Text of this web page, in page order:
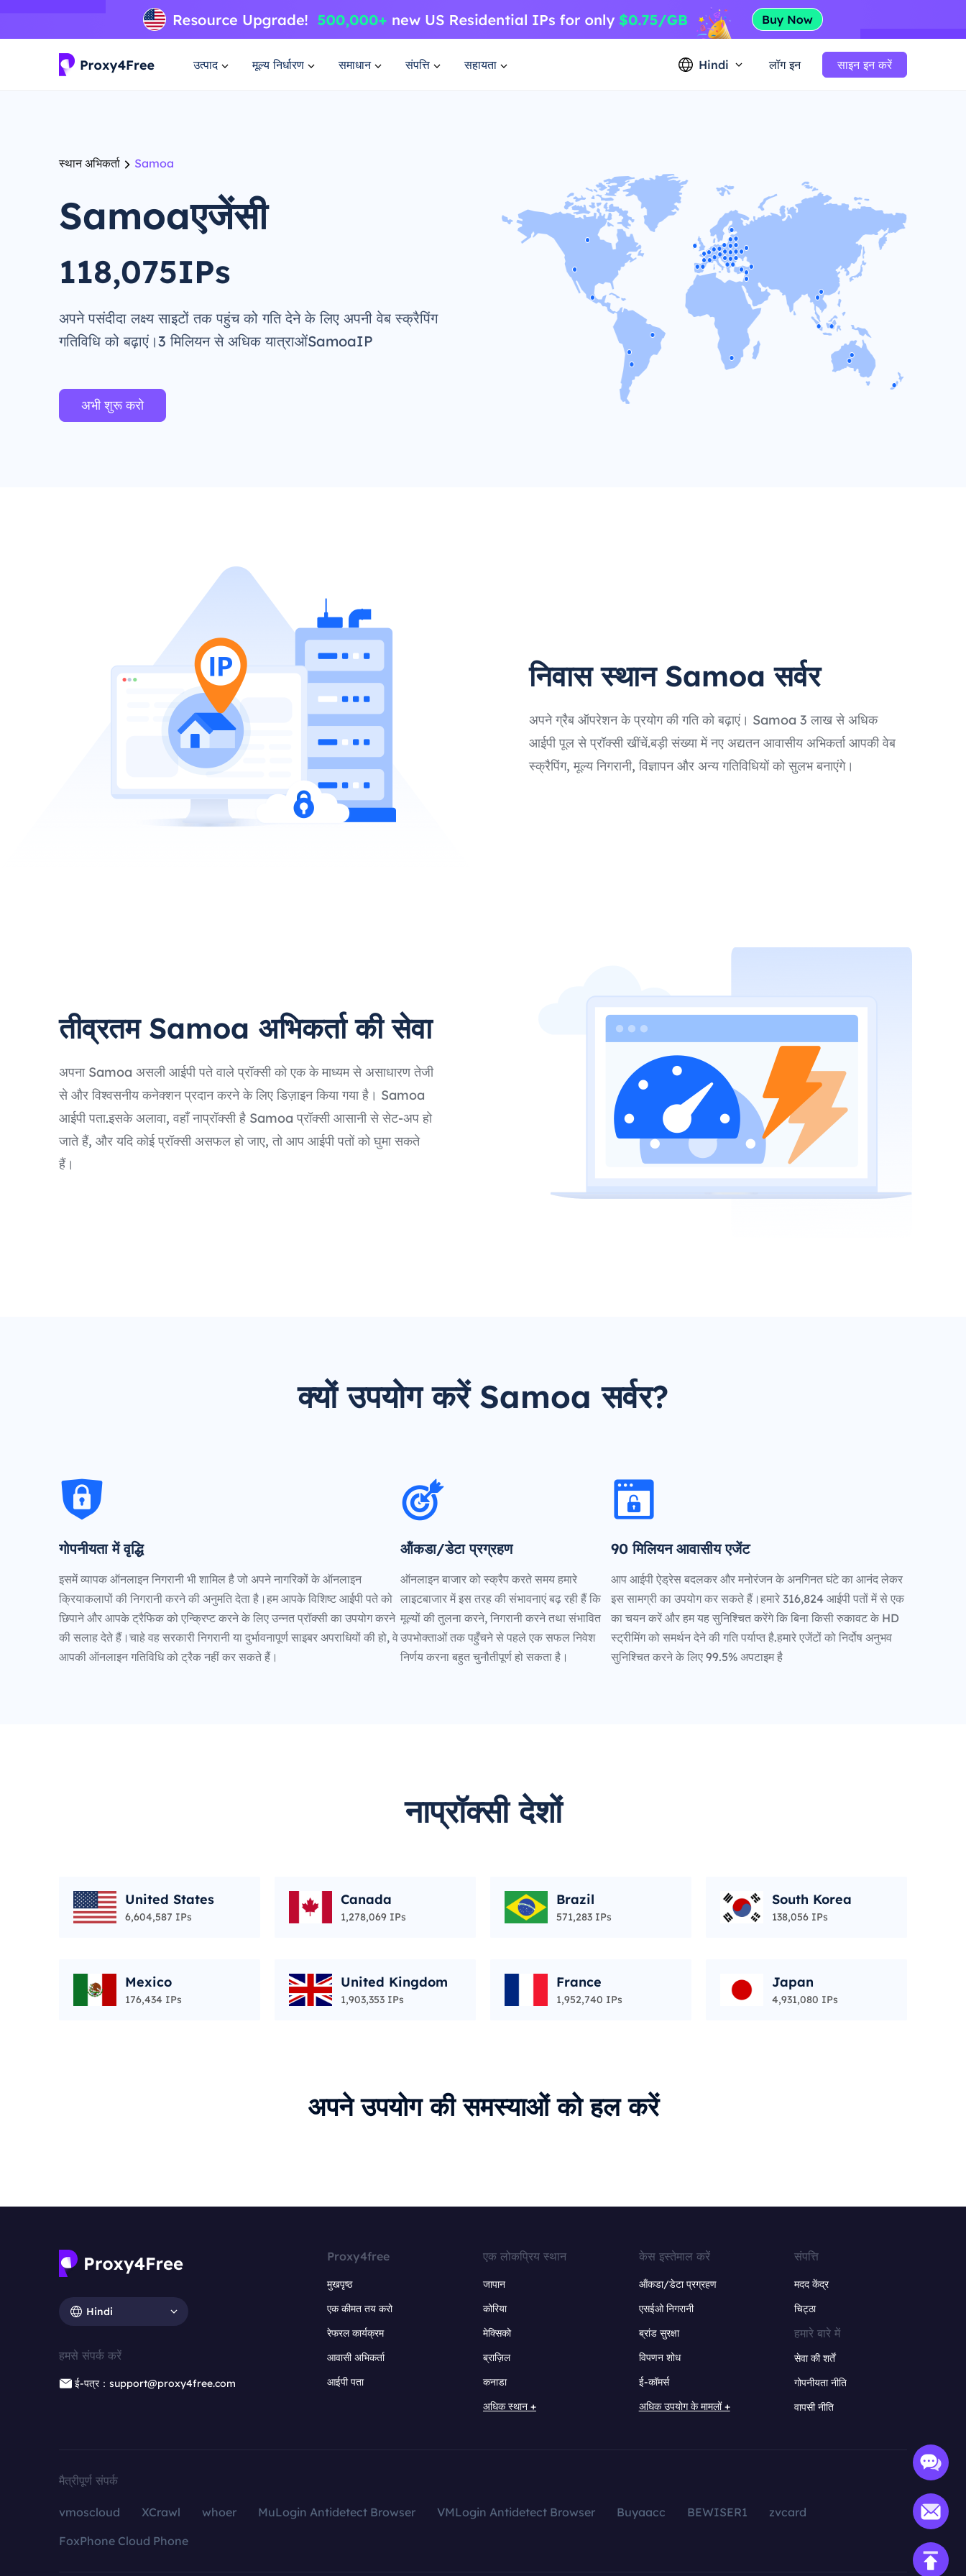
उत्पाद मूल्य निर्धारण समाधान संपत्ति सहायता Hindi लॉग इन साइन इन करें
स्थान अभिकर्ता Samoa
Samoaएजेंसी
118,075IPs
अपने पसंदीदा लक्ष्य साइटों तक पहुंच को गति देने के लिए अपनी वेब स्क्रैपिंग
गतिविधि को बढ़ाएं।3 मिलियन से अधिक यात्राओंSamoaIP
अभी शुरू करो
निवास स्थान Samoa सर्वर
अपने ग्रैब ऑपरेशन के प्रयोग की गति को बढ़ाएं। Samoa 3 लाख से अधिक
आईपी पूल से प्रॉक्सी खींचें.बड़ी संख्या में नए अद्यतन आवासीय अभिकर्ता आपकी वेब
स्क्रैपिंग, मूल्य निगरानी, विज्ञापन और अन्य गतिविधियों को सुलभ बनाएंगे।
तीव्रतम Samoa अभिकर्ता की सेवा
अपना Samoa असली आईपी पते वाले प्रॉक्सी को एक के माध्यम से असाधारण तेजी
से और विश्वसनीय कनेक्शन प्रदान करने के लिए डिज़ाइन किया गया है। Samoa
आईपी पता.इसके अलावा, वहाँ नाप्रॉक्सी है Samoa प्रॉक्सी आसानी से सेट-अप हो
जाते हैं, और यदि कोई प्रॉक्सी असफल हो जाए, तो आप आईपी पतों को घुमा सकते
हैं।
क्यों उपयोग करें Samoa सर्वर?
गोपनीयता में वृद्धि
इसमें व्यापक ऑनलाइन निगरानी भी शामिल है जो अपने नागरिकों के ऑनलाइन
क्रियाकलापों की निगरानी करने की अनुमति देता है।हम आपके विशिष्ट आईपी पते को
छिपाने और आपके ट्रैफिक को एन्क्रिप्ट करने के लिए उन्नत प्रॉक्सी का उपयोग करने
की सलाह देते हैं।चाहे वह सरकारी निगरानी या दुर्भावनापूर्ण साइबर अपराधियों की हो, वे
आपकी ऑनलाइन गतिविधि को ट्रैक नहीं कर सकते हैं।
ऑंकडा/डेटा प्रग्रहण
ऑनलाइन बाजार को स्क्रैप करते समय हमारे
लाइटबाजार में इस तरह की संभावनाएं बढ़ रही हैं कि
मूल्यों की तुलना करने, निगरानी करने तथा संभावित
उपभोक्ताओं तक पहुँचने से पहले एक सफल निवेश
निर्णय करना बहुत चुनौतीपूर्ण हो सकता है।
90 मिलियन आवासीय एजेंट
आप आईपी ऐड्रेस बदलकर और मनोरंजन के अनगिनत घंटे का आनंद लेकर
इस सामग्री का उपयोग कर सकते हैं।हमारे 316,824 आईपी पतों में से एक
का चयन करें और हम यह सुनिश्चित करेंगे कि बिना किसी रुकावट के HD
स्ट्रीमिंग को समर्थन देने की गति पर्याप्त है.हमारे एजेंटों को निर्दोष अनुभव
सुनिश्चित करने के लिए 99.5% अपटाइम है
नाप्रॉक्सी देशों
United States
6,604,587 IPs
Canada
1,278,069 IPs
Brazil
571,283 IPs
South Korea
138,056 IPs
Mexico
176,434 IPs
United Kingdom
1,903,353 IPs
France
1,952,740 IPs
Japan
4,931,080 IPs
अपने उपयोग की समस्याओं को हल करें
Hindi
हमसे संपर्क करें
ई-पत्र：support@proxy4free.com
Proxy4free
मुखपृष्ठ
एक कीमत तय करो
रेफरल कार्यक्रम
आवासी अभिकर्ता
आईपी पता
एक लोकप्रिय स्थान
जापान
कोरिया
मेक्सिको
ब्राज़िल
कनाडा
अधिक स्थान +
केस इस्तेमाल करें
ऑंकडा/डेटा प्रग्रहण
एसईओ निगरानी
ब्रांड सुरक्षा
विपणन शोध
ई-कॉमर्स
अधिक उपयोग के मामलों +
संपत्ति
मदद केंद्र
चिट्ठा
हमारे बारे में
सेवा की शर्तें
गोपनीयता नीति
वापसी नीति
मैत्रीपूर्ण संपर्क
vmoscloud XCrawl whoer MuLogin Antidetect Browser VMLogin Antidetect Browser Buyaacc BEWISER1
zvcard
FoxPhone Cloud Phone